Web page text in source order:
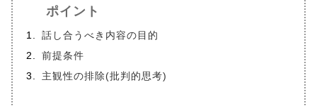
ポイント
話し合うべき内容の目的
前提条件
主観性の排除(批判的思考)